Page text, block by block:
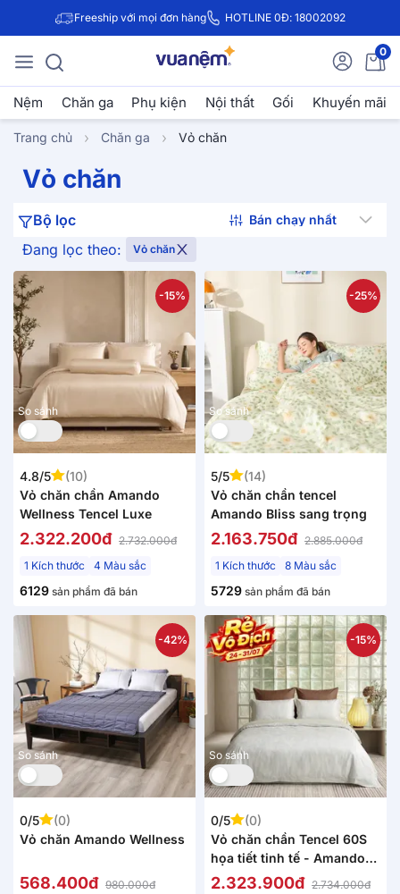
Freeship với mọi đơn hàng HOTLINE 0Đ: 18002092
0
Nệm Chăn ga Phụ kiện Nội thất Gối Khuyến mãi
Trang chủ Chăn ga Vỏ chăn
Vỏ chăn
Đang lọc theo: Vỏ chăn
Bộ lọc
So sánh
-15%
4.8/5
(10)
Vỏ chăn chần Amando
Wellness Tencel Luxe
2.322.200đ 2.732.000đ
1 Kích thước
4 Màu sắc
6129 sản phẩm đã bán
So sánh
-25%
5/5
(14)
Vỏ chăn chần tencel
Amando Bliss sang trọng
2.163.750đ 2.885.000đ
1 Kích thước
8 Màu sắc
5729 sản phẩm đã bán
So sánh
-42%
0/5
(0)
Vỏ chăn Amando Wellness
568.400đ 980.000đ
So sánh
-15%
0/5
(0)
Vỏ chăn chần Tencel 60S
họa tiết tinh tế - Amando
Wellness Tencel Luxe
2.323.900đ 2.734.000đ